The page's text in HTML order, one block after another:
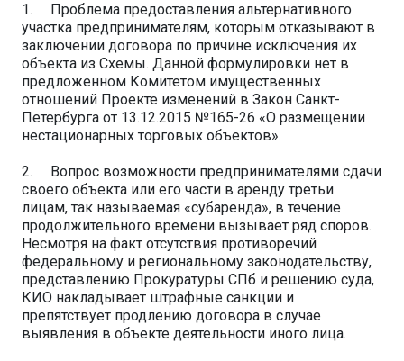
1. Проблема предоставления альтернативного
участка предпринимателям, которым отказывают в
заключении договора по причине исключения их
объекта из Схемы. Данной формулировки нет в
предложенном Комитетом имущественных
отношений Проекте изменений в Закон Санкт-
Петербурга от 13.12.2015 №165-26 «О размещении
нестационарных торговых объектов».
2. Вопрос возможности предпринимателями сдачи
своего объекта или его части в аренду третьи
лицам, так называемая «субаренда», в течение
продолжительного времени вызывает ряд споров.
Несмотря на факт отсутствия противоречий
федеральному и региональному законодательству,
представлению Прокуратуры СПб и решению суда,
КИО накладывает штрафные санкции и
препятствует продлению договора в случае
выявления в объекте деятельности иного лица.